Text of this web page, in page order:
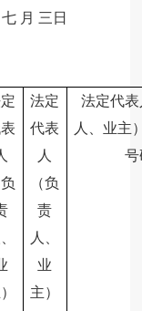
七 月 三 日
负
法定
代表
人
（负
责
人、
业
主）
法定代
人、业主